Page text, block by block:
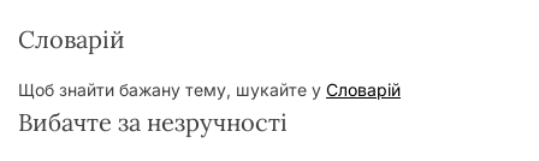
Словарій
Щоб знайти бажану тему, шукайте у Словарій
Вибачте за незручності